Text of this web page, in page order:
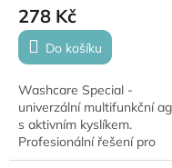
278 Kč
Do košíku
Washcare Special -
univerzální multifunkční
s aktivním kyslíkem.
Profesionální řešení pro
odstraňování skvrn, plísní